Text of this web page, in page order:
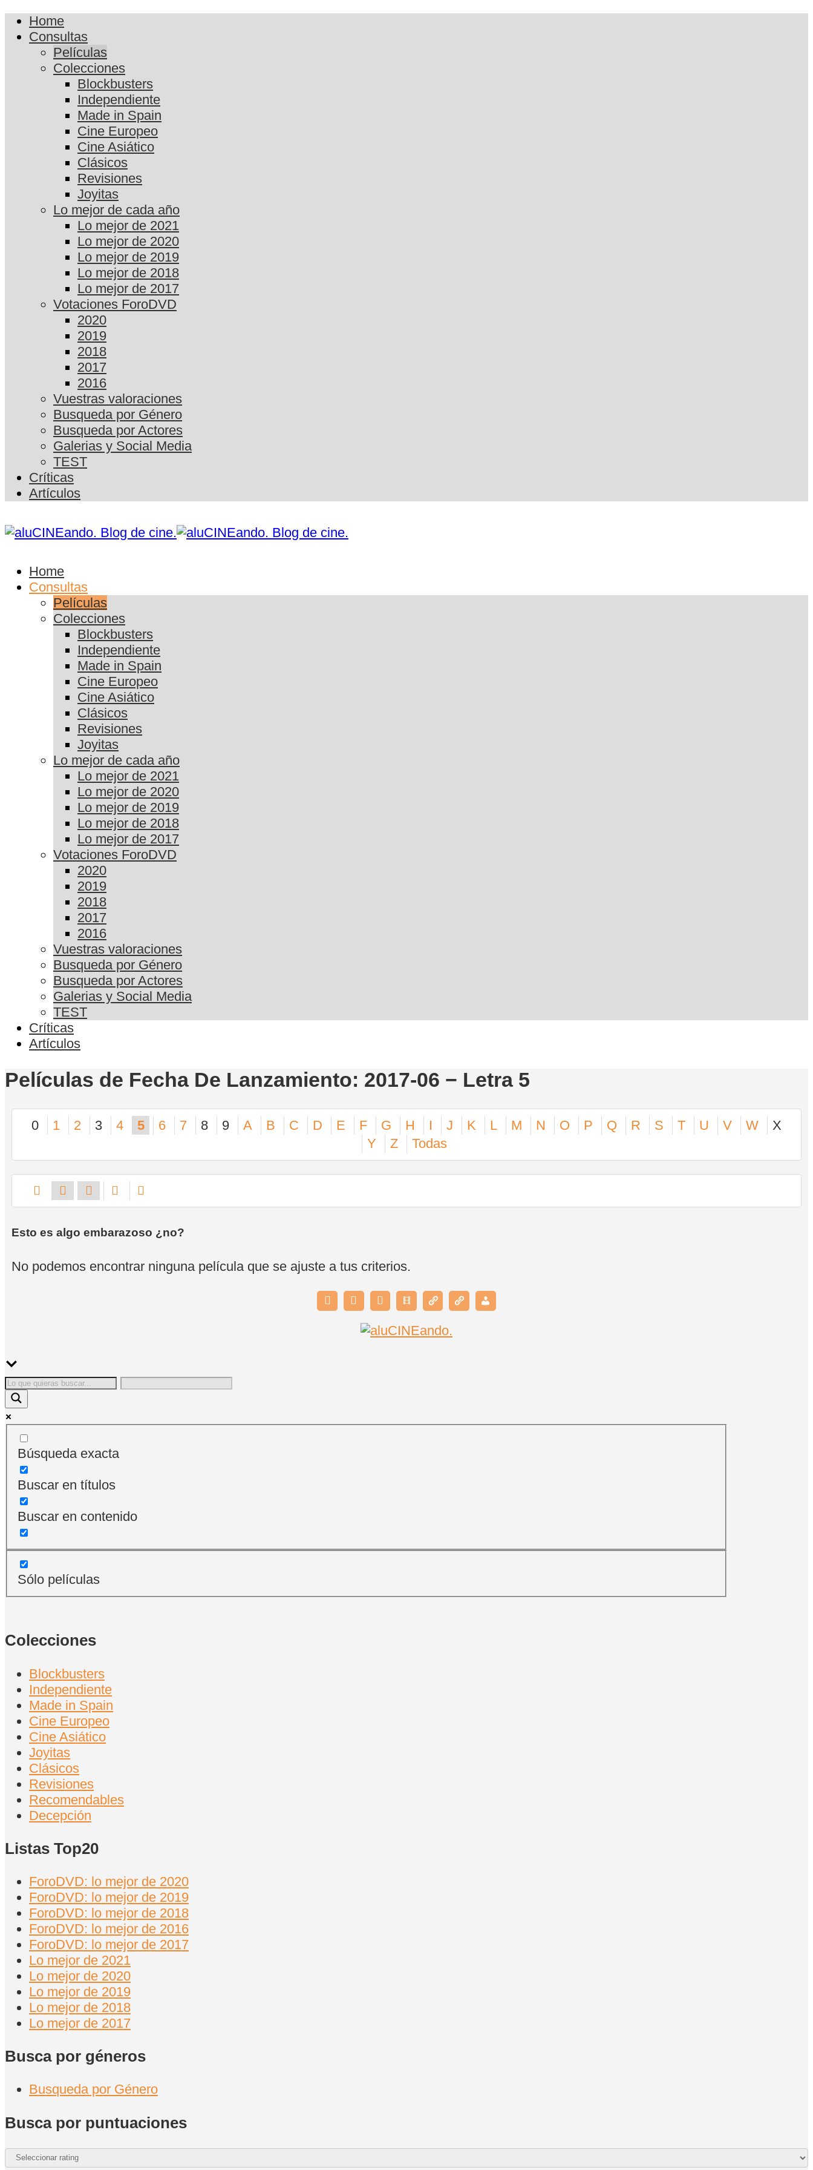
Home
Consultas
Películas
Colecciones
Blockbusters
Independiente
Made in Spain
Cine Europeo
Cine Asiático
Clásicos
Revisiones
Joyitas
Lo mejor de cada año
Lo mejor de 2021
Lo mejor de 2020
Lo mejor de 2019
Lo mejor de 2018
Lo mejor de 2017
Votaciones ForoDVD
2020
2019
2018
2017
2016
Vuestras valoraciones
Busqueda por Género
Busqueda por Actores
Galerias y Social Media
TEST
Críticas
Artículos
Home
Consultas
Películas
Colecciones
Blockbusters
Independiente
Made in Spain
Cine Europeo
Cine Asiático
Clásicos
Revisiones
Joyitas
Lo mejor de cada año
Lo mejor de 2021
Lo mejor de 2020
Lo mejor de 2019
Lo mejor de 2018
Lo mejor de 2017
Votaciones ForoDVD
2020
2019
2018
2017
2016
Vuestras valoraciones
Busqueda por Género
Busqueda por Actores
Galerias y Social Media
TEST
Críticas
Artículos
Películas de Fecha De Lanzamiento: 2017-06 − Letra 5
0 1 2 3 4 5 6 7 8 9 A B C D E F G H I J K L M N O P Q R S T U V W
X
Y
Z Todas
Esto es algo embarazoso ¿no?
No podemos encontrar ninguna película que se ajuste a tus criterios.
Búsqueda exacta
Buscar en títulos
Buscar en contenido
Sólo películas
Colecciones
Blockbusters
Independiente
Made in Spain
Cine Europeo
Cine Asiático
Joyitas
Clásicos
Revisiones
Recomendables
Decepción
Listas Top20
ForoDVD: lo mejor de 2020
ForoDVD: lo mejor de 2019
ForoDVD: lo mejor de 2018
ForoDVD: lo mejor de 2016
ForoDVD: lo mejor de 2017
Lo mejor de 2021
Lo mejor de 2020
Lo mejor de 2019
Lo mejor de 2018
Lo mejor de 2017
Busca por géneros
Busqueda por Género
Busca por puntuaciones